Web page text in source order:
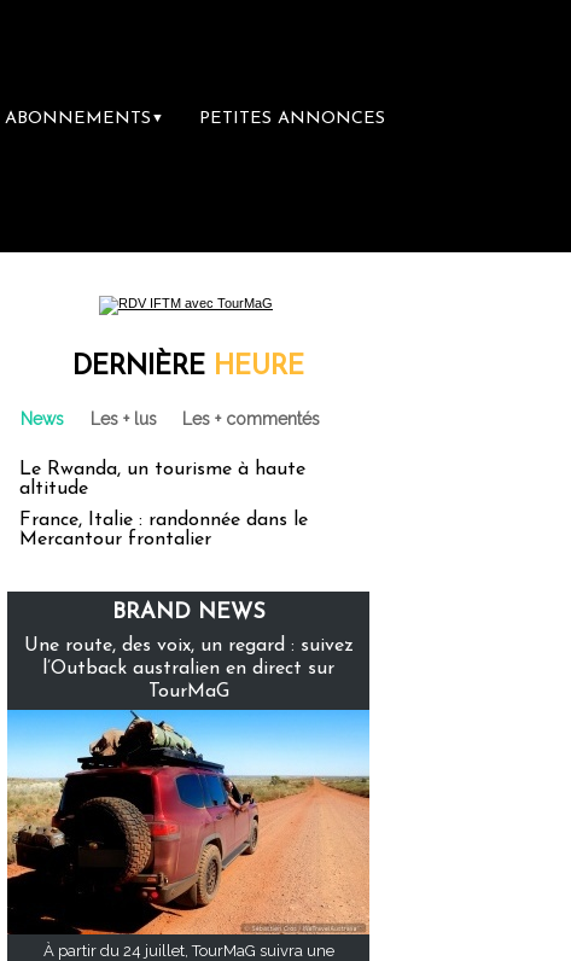
ABONNEMENTS ▼ PETITES ANNONCES
DERNIÈRE HEURE
News Les + lus Les + commentés
Le Rwanda, un tourisme à haute
altitude
France, Italie : randonnée dans le
Mercantour frontalier
BRAND NEWS
Une route, des voix, un regard : suivez
l’Outback australien en direct sur
TourMaG
À partir du 24 juillet, TourMaG suivra une